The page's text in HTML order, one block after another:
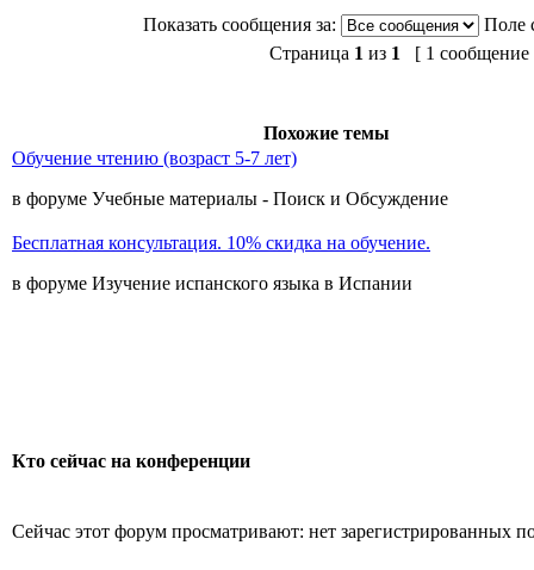
Показать сообщения за:
Поле
Страница 1 из 1 [ 1 сообщение
Похожие темы
Обучение чтению (возраст 5-7 лет)
в форуме Учебные материалы - Поиск и Обсуждение
Бесплатная консультация. 10% скидка на обучение.
в форуме Изучение испанского языка в Испании
Кто сейчас на конференции
Сейчас этот форум просматривают: нет зарегистрированных